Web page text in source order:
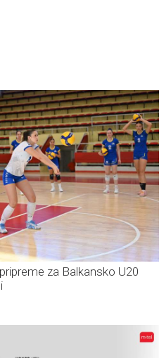
za Balkansko U20